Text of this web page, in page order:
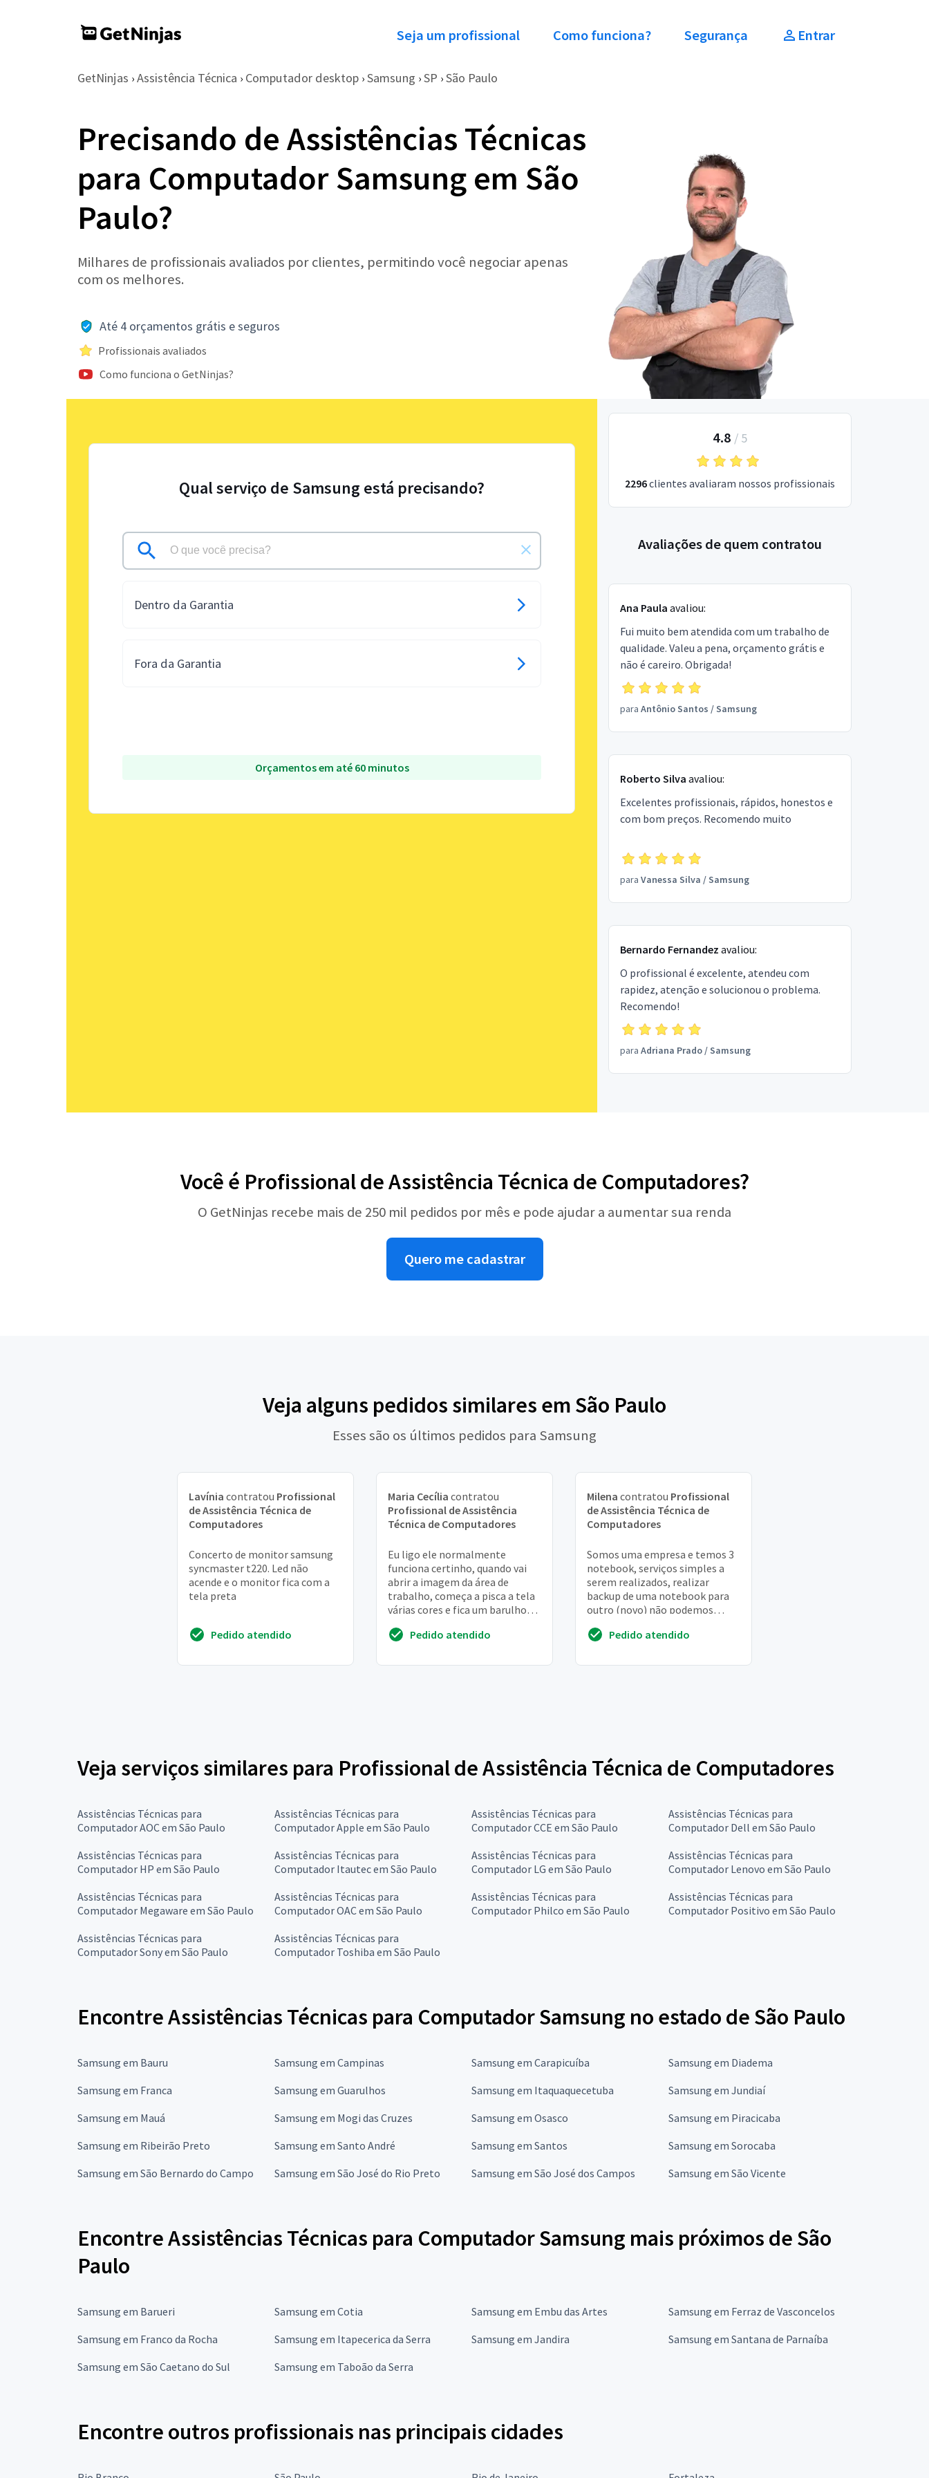
Seja um profissional Como funciona? Segurança Entrar
GetNinjas › Assistência Técnica › Computador desktop › Samsung › SP › São Paulo
Precisando de Assistências Técnicas
para Computador Samsung em São
Paulo?
Milhares de profissionais avaliados por clientes, permitindo você negociar apenas
com os melhores.
Até 4 orçamentos grátis e seguros
Profissionais avaliados
Como funciona o GetNinjas?
Qual serviço de Samsung está precisando?
Dentro da Garantia
Fora da Garantia
Orçamentos em até 60 minutos
4.8 / 5
2296clientes avaliaram nossos profissionais
Avaliações de quem contratou
Ana Paula avaliou:
Fui muito bem atendida com um trabalho de
qualidade. Valeu a pena, orçamento grátis e
não é careiro. Obrigada!
para Antônio Santos /Samsung
Roberto Silva avaliou:
Excelentes profissionais, rápidos, honestos e
com bom preços. Recomendo muito
para Vanessa Silva /Samsung
Bernardo Fernandez avaliou:
O profissional é excelente, atendeu com
rapidez, atenção e solucionou o problema.
Recomendo!
para Adriana Prado/Samsung
Você é Profissional de Assistência Técnica de Computadores?
O GetNinjas recebe mais de 250 mil pedidos por mês e pode ajudar a aumentar sua renda
Quero me cadastrar
Veja alguns pedidos similares em São Paulo
Esses são os últimos pedidos para Samsung
Lavínia contratou Profissional
de Assistência Técnica de
Computadores
Concerto de monitor samsung
syncmaster t220. Led não
acende e o monitor fica com a
tela preta
Pedido atendido
Maria Cecília contratou
Profissional de Assistência
Técnica de Computadores
Eu ligo ele normalmente
funciona certinho, quando vai
abrir a imagem da área de
trabalho, começa a pisca a tela
várias cores e fica um barulho
curto circuito. ...
Pedido atendido
Milena contratou Profissional
de Assistência Técnica de
Computadores
Somos uma empresa e temos 3
notebook, serviços simples a
serem realizados, realizar
backup de uma notebook para
outro (novo) não podemos
deixar cada notebook (qu...
Pedido atendido
Veja serviços similares para Profissional de Assistência Técnica de Computadores
Assistências Técnicas para
Computador AOC em São Paulo
Assistências Técnicas para
Computador Apple em São Paulo
Assistências Técnicas para
Computador CCE em São Paulo
Assistências Técnicas para
Computador Dell em São Paulo
Assistências Técnicas para
Computador HP em São Paulo
Assistências Técnicas para
Computador Itautec em São Paulo
Assistências Técnicas para
Computador LG em São Paulo
Assistências Técnicas para
Computador Lenovo em São Paulo
Assistências Técnicas para
Computador Megaware em São Paulo
Assistências Técnicas para
Computador OAC em São Paulo
Assistências Técnicas para
Computador Philco em São Paulo
Assistências Técnicas para
Computador Positivo em São Paulo
Assistências Técnicas para
Computador Sony em São Paulo
Assistências Técnicas para
Computador Toshiba em São Paulo
Encontre Assistências Técnicas para Computador Samsung no estado de São Paulo
Samsung em Bauru Samsung em Campinas Samsung em Carapicuíba
Samsung em Diadema
Samsung em Franca
Samsung em Guarulhos Samsung em Itaquaquecetuba
Samsung em Jundiaí
Samsung em Mauá
Samsung em Mogi das Cruzes Samsung em Osasco
Samsung em Piracicaba
Samsung em Ribeirão Preto
Samsung em Santo André Samsung em Santos
Samsung em Sorocaba
Samsung em São Bernardo do Campo
Samsung em São José do Rio Preto Samsung em São José dos Campos Samsung em São Vicente
Encontre Assistências Técnicas para Computador Samsung mais próximos de São
Paulo
Samsung em Barueri Samsung em Cotia Samsung em Embu das Artes
Samsung em Ferraz de Vasconcelos
Samsung em Franco da Rocha
Samsung em Itapecerica da Serra Samsung em Jandira
Samsung em Santana de Parnaíba
Samsung em São Caetano do Sul
Samsung em Taboão da Serra
Encontre outros profissionais nas principais cidades